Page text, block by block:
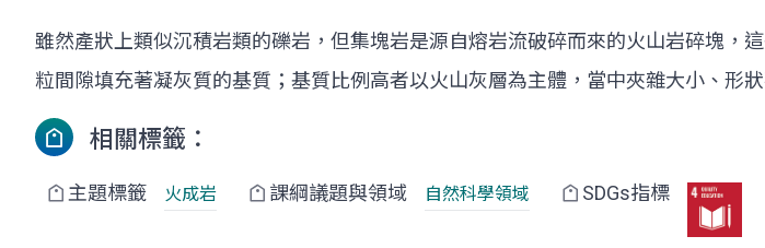
雖然產狀上類似沉積岩類的礫岩，但集塊岩是源自熔岩流破碎而來的火山岩碎塊，
粒間隙填充著凝灰質的基質；基質比例高者以火山灰層為主體，當中夾雜大小、形
相關標籤：
主題標籤 火成岩 課綱議題與領域 自然科學領域 SDGs指標